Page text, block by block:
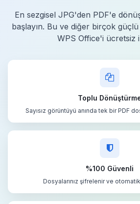
En sezgisel JPG'den PDF'e
başlayın. Bu ve diğer birçok
WPS Office'i ücretsiz
Toplu
Sayısız görüntüyü anında tek bir PDF
%100 Güvenli
Dosyalarınız şifrelenir ve